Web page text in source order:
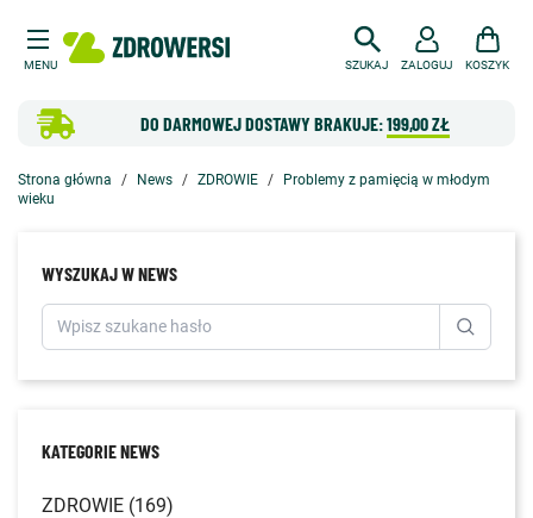
MENU SZUKAJ
DO DARMOWEJ DOSTAWY BRAKUJE:199,00 ZŁ
ZALOGUJ KOSZYK
Strona główna News ZDROWIE
Problemy z pamięcią w młodym
wieku
WYSZUKAJ W NEWS
KATEGORIE NEWS
ZDROWIE (169)